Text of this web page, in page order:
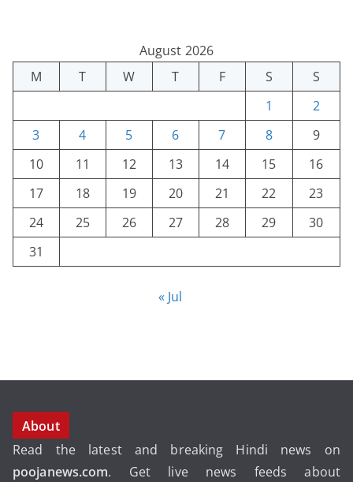
August 2026
M
T W T F S
S
1
2
3
4 5 6 7 8
9
10
11 12 13 14 15
16
17
18 19 20 21 22
23
24
25 26 27 28 29
30
31
« Jul
About
Read the latest and breaking Hindi news on
poojanews.com. Get live news feeds about